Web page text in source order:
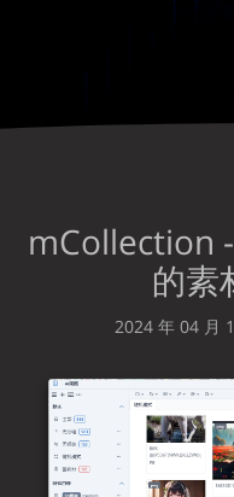
mCollection
的素
2024 年 04 月